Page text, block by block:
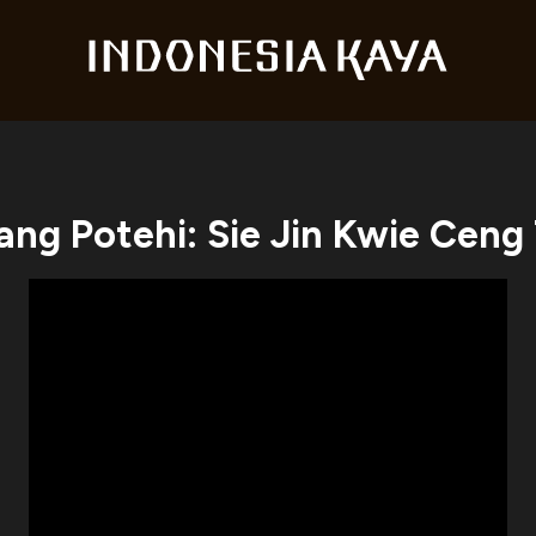
Potehi: Sie Jin Kwie Ceng